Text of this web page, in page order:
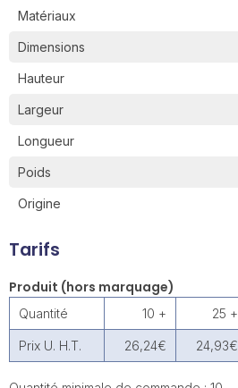
Matériaux
Dimensions
Hauteur
Largeur
Longueur
Poids
Origine
Tarifs
Produit (hors marquage)
Quantité 10 + 25 +
Prix U. H.T. 26,24€ 24,93€